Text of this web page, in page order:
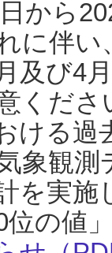
から
に伴い
及び4
くだ
ける過
象観
を実
位の値